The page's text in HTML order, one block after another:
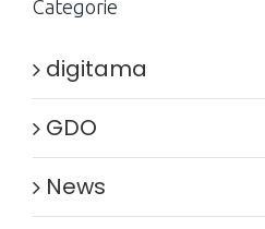
Categorie
digitama
GDO
News